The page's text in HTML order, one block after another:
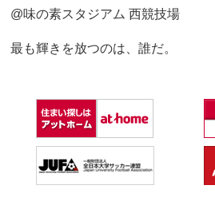
@味の素スタジアム 西競技場
最も輝きを放つのは、誰だ。